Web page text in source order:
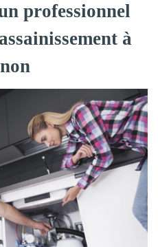
professionnel
à